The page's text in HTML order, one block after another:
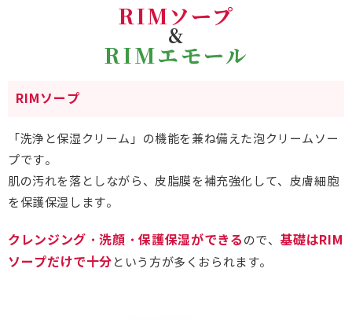
RIMソープ
&
RIMエモール
RIMソープ
「洗浄と保湿クリーム」の機能を兼ね備えた泡クリームソー
プです。
肌の汚れを落としながら、皮脂膜を補充強化して、皮膚細胞
を保護保湿します。
クレンジング・洗顔・保護保湿ができる ので、 基礎はRIM
ソープだけで十分 という方が多くおられます。